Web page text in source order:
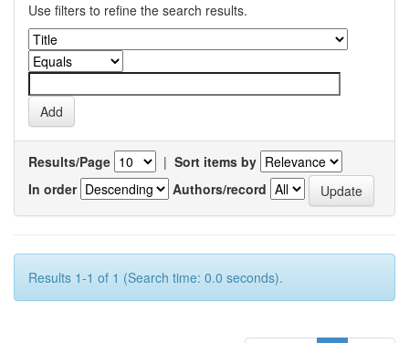
Use filters to refine the search results.
Results/Page | Sort items by
In order
Authors/record
Results 1-1 of 1 (Search time: 0.0 seconds).